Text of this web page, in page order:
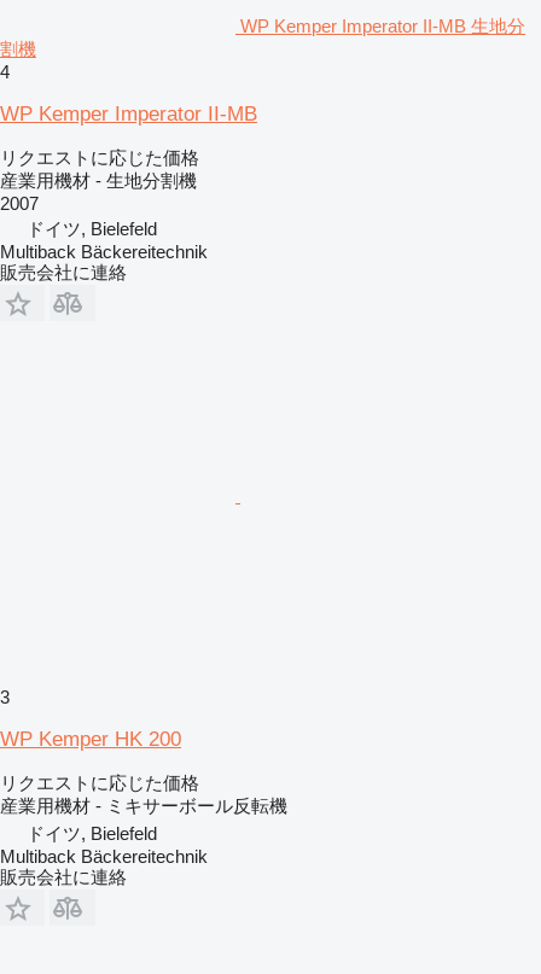
WP Kemper Imperator II-MB 生地分
割機
4
WP Kemper Imperator II-MB
リクエストに応じた価格
産業用機材 - 生地分割機
2007
ドイツ, Bielefeld
Multiback Bäckereitechnik
販売会社に連絡
3
WP Kemper HK 200
リクエストに応じた価格
産業用機材 - ミキサーボール反転機
ドイツ, Bielefeld
Multiback Bäckereitechnik
販売会社に連絡